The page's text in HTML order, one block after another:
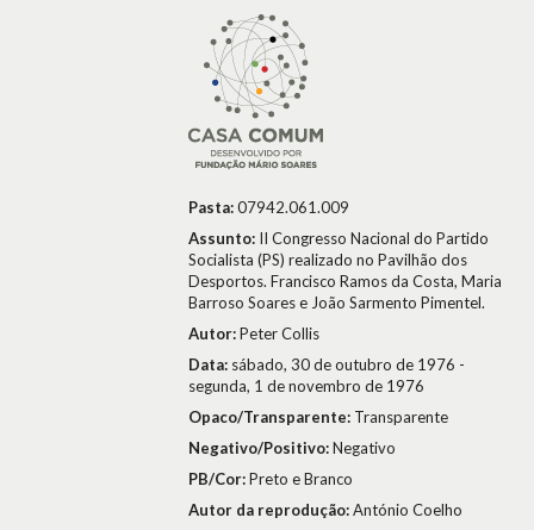
Pasta:07942.061.009
Assunto: II Congresso Nacional do Partido
Socialista (PS) realizado no Pavilhão dos
Desportos. Francisco Ramos da Costa, Maria
Barroso Soares e João Sarmento Pimentel.
Autor:Peter Collis
Data: sábado, 30 de outubro de 1976 -
segunda, 1 de novembro de 1976
Opaco/Transparente: Transparente
Negativo/Positivo:Negativo
PB/Cor:Preto e Branco
Autor da reprodução:António Coelho